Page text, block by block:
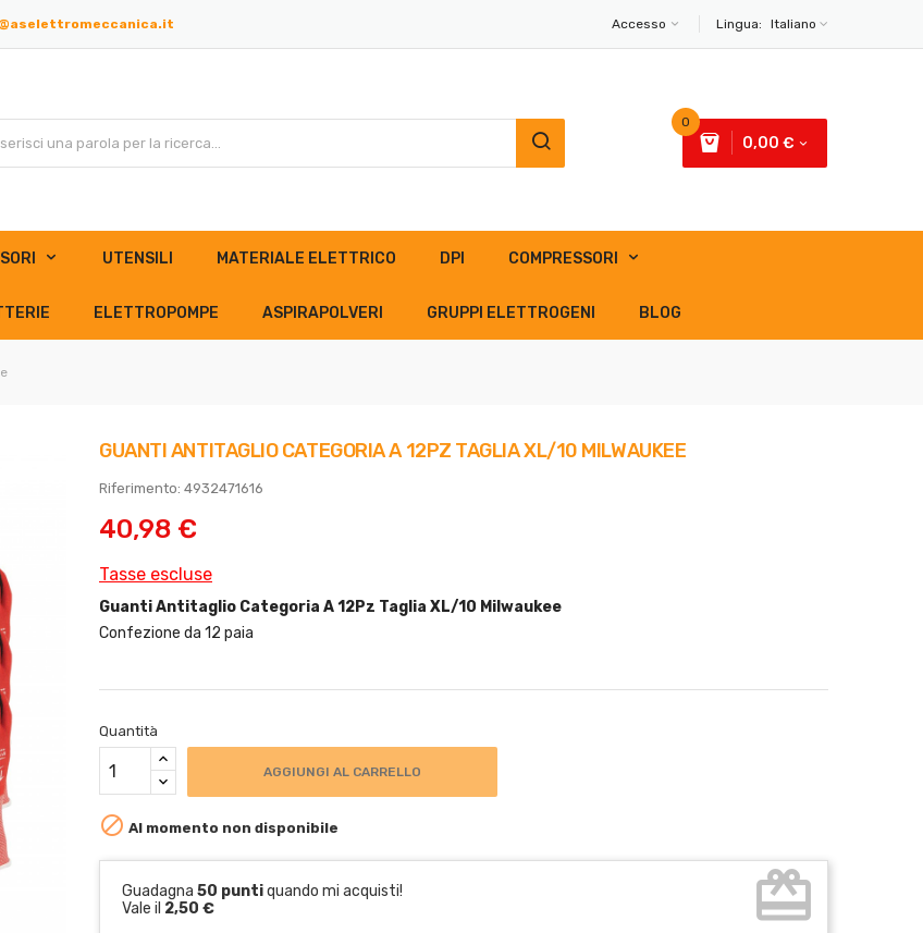
Lingua: Italiano
Accesso
0
0,00 €
UTENSILI MATERIALE ELETTRICO DPI COMPRESSORI
ELETTROPOMPE ASPIRAPOLVERI GRUPPI ELETTROGENI BLOG
GUANTI ANTITAGLIO CATEGORIA A 12PZ TAGLIA XL/10 MILWAUKEE
Riferimento: 4932471616
40,98 €
Tasse escluse
Guanti Antitaglio Categoria A 12Pz Taglia XL/10 Milwaukee
Confezione da 12 paia
Quantità
AGGIUNGI AL CARRELLO
 Al momento non disponibile
Guadagna 50 puntiquando mi acquisti!
Vale il 2,50 € card_giftcard